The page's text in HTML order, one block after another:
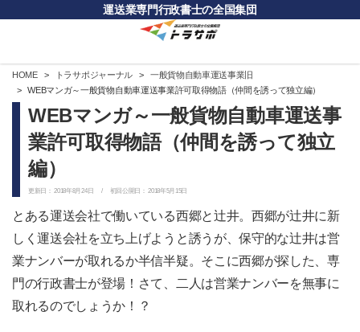
運送業専門行政書士の全国集団
HOME トラサポジャーナル
一般貨物自動車運送事業旧
WEBマンガ～一般貨物自動車運送事業許可取得物語（仲間を誘って独立編）
WEBマンガ～一般貨物自動車運送事
業許可取得物語（仲間を誘って独立
編）
更新日：2018年8月24日 / 初回公開日：2018年5月15日
とある運送会社で働いている西郷と辻井。西郷が辻井に新
しく運送会社を立ち上げようと誘うが、保守的な辻井は営
業ナンバーが取れるか半信半疑。そこに西郷が探した、専
門の行政書士が登場！さて、二人は営業ナンバーを無事に
取れるのでしょうか！？